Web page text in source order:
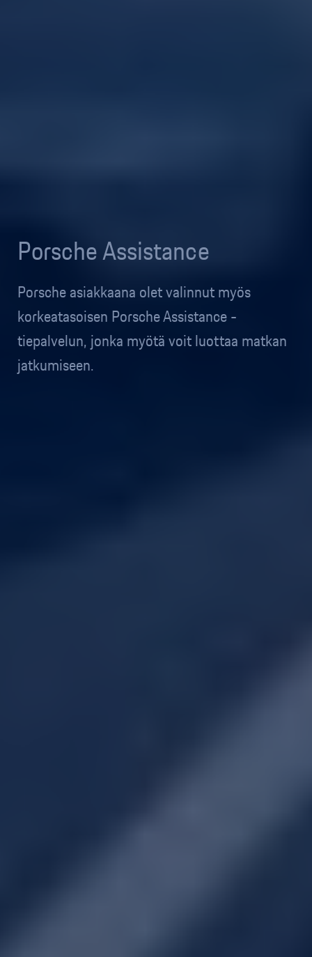
Porsche Assistance
Porsche asiakkaana olet valinnut myös
korkeatasoisen Porsche Assistance -
tiepalvelun, jonka myötä voit luottaa matkan
jatkumiseen.